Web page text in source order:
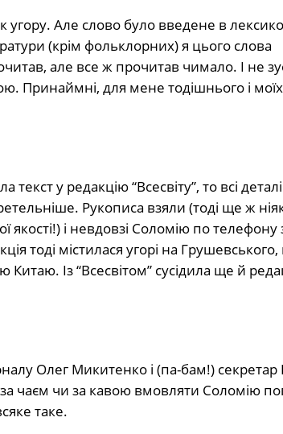
угору. Але слово було введене в
(крім фольклорних) я цього слова
але все ж прочитав чимало. І не
Принаймні, для мене тодішнього і моїх
у редакцію “Всесвіту”, то всі
Рукописа взяли (тоді ще ж
і невдовзі Соломію по телефону
тоді містилася угорі на
Із “Всесвітом” сусідила ще й
Олег Микитенко і (па-бам!)
за чаєм чи за кавою вмовляти Соломію
таке.